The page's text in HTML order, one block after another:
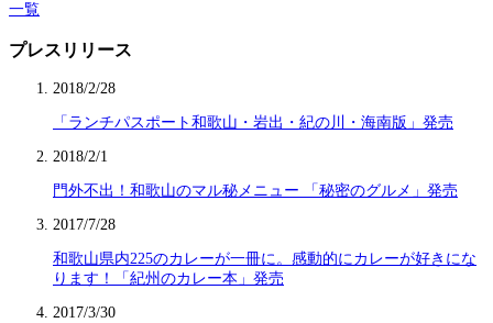
一覧
プレスリリース
2018/2/28
「ランチパスポート和歌山・岩出・紀の川・海南版」発売
2018/2/1
門外不出！和歌山のマル秘メニュー 「秘密のグルメ」発売
2017/7/28
和歌山県内225のカレーが一冊に。感動的にカレーが好きにな
ります！「紀州のカレー本」発売
2017/3/30